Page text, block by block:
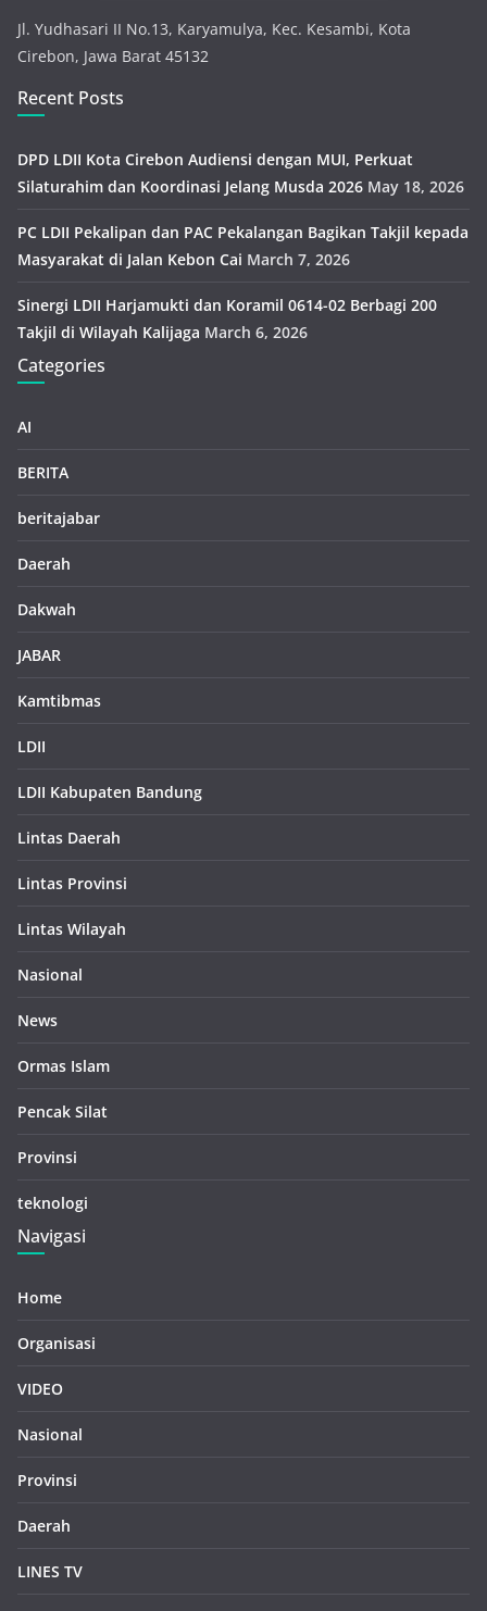
Jl. Yudhasari II No.13, Karyamulya, Kec. Kesambi, Kota
Cirebon, Jawa Barat 45132
Recent Posts
DPD LDII Kota Cirebon Audiensi dengan MUI, Perkuat
Silaturahim dan Koordinasi Jelang Musda 2026 May 18, 2026
PC LDII Pekalipan dan PAC Pekalangan Bagikan Takjil kepada
Masyarakat di Jalan Kebon Cai March 7, 2026
Sinergi LDII Harjamukti dan Koramil 0614-02 Berbagi 200
Takjil di Wilayah Kalijaga March 6, 2026
Categories
AI
BERITA
beritajabar
Daerah
Dakwah
JABAR
Kamtibmas
LDII
LDII Kabupaten Bandung
Lintas Daerah
Lintas Provinsi
Lintas Wilayah
Nasional
News
Ormas Islam
Pencak Silat
Provinsi
teknologi
Navigasi
Home
Organisasi
VIDEO
Nasional
Provinsi
Daerah
LINES TV